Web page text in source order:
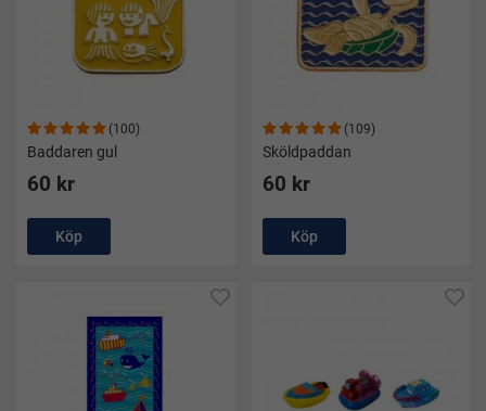
(100)
Baddaren gul
60 kr
Köp
(109)
Sköldpaddan
60 kr
Köp